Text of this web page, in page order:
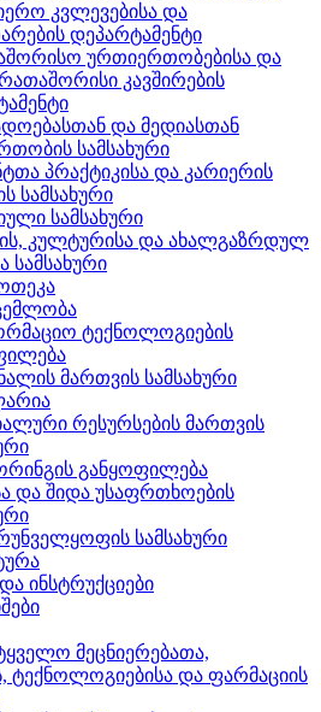
კვლევებისა და
დეპარტამენტი
ურთიერთობებისა და
კავშირების
და მედიასთან
სამსახური
პრაქტიკისა და კარიერის
სამსახური
სამსახური
კულტურისა და ახალგაზრდულ
სამსახური
ტექნოლოგიების
მართვის სამსახური
რესურსების მართვის
განყოფილება
და შიდა უსაფრთხოების
სამსახური
ინსტრუქციები
მეცნიერებათა,
ტექნოლოგიებისა და ფარმაციის